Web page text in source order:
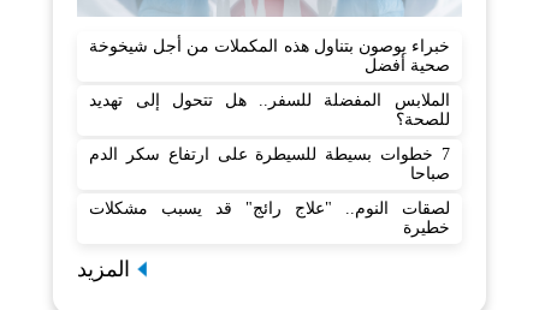
خبراء يوصون بتناول هذه المكملات من أجل شيخوخة
صحية أفضل
الملابس المفضلة للسفر.. هل تتحول إلى تهديد
للصحة؟
7 خطوات بسيطة للسيطرة على ارتفاع سكر الدم
صباحا
لصقات النوم.. "علاج رائج" قد يسبب مشكلات
خطيرة
المزيد